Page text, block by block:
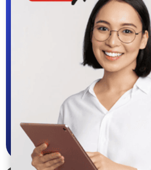
приложение
Скачайте приложение в Google
крутите колесо фортуны,
бонусы, удобно ищите и
объявления - все это в нашем
приложении SALEX!
Скачать в Google Play